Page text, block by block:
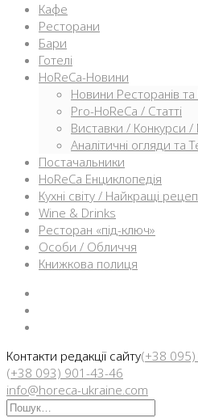
Кафе
Ресторани
Бари
Готелі
HoReCa-Новини
Новини Ресторанів
Pro-HoReCa / Статті
Виставки / Конкурси
Аналітичні огляди та
Постачальники
HoReCa Енциклопедія
Кухні світу / Найкращі
Wine & Drinks
Ресторан «під-ключ»
Особи / Обличчя
Книжкова полиця
Контакти редакції сайту(+38
(+38 093) 901-43-46
info@horeca-ukraine.com
Искать: